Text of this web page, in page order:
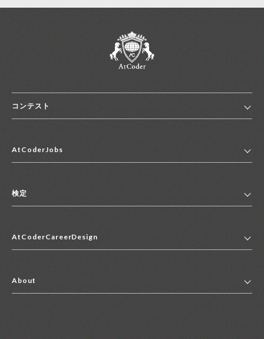
コンテスト
コンテスト一覧
便利リンク集
AtCoderJobs
2027年新卒採用求人一覧
中途採用求人一覧
アルバイト求人一覧
その他求人一覧
検定
マイページ
AtCoderCareerDesign
About